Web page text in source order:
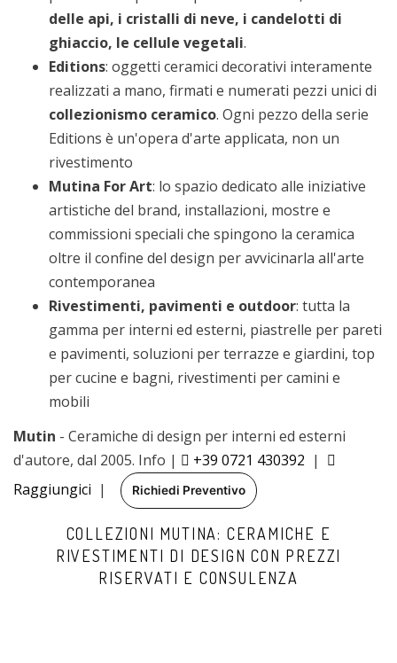
delle api, i cristalli di neve, i candelotti di
ghiaccio, le cellule vegetali.
Editions: oggetti ceramici decorativi interamente
realizzati a mano, firmati e numerati pezzi unici di
collezionismo ceramico. Ogni pezzo della serie
Editions è un'opera d'arte applicata, non un
rivestimento
Mutina For Art: lo spazio dedicato alle iniziative
artistiche del brand, installazioni, mostre e
commissioni speciali che spingono la ceramica
oltre il confine del design per avvicinarla all'arte
contemporanea
Rivestimenti, pavimenti e outdoor: tutta la
gamma per interni ed esterni, piastrelle per pareti
e pavimenti, soluzioni per terrazze e giardini, top
per cucine e bagni, rivestimenti per camini e
mobili
Mutin - Ceramiche di design per interni ed esterni
d'autore, dal 2005. Info |
+39 0721 430392 |
Raggiungici | Richiedi Preventivo
COLLEZIONI MUTINA: CERAMICHE E
RIVESTIMENTI DI DESIGN CON PREZZI
RISERVATI E CONSULENZA